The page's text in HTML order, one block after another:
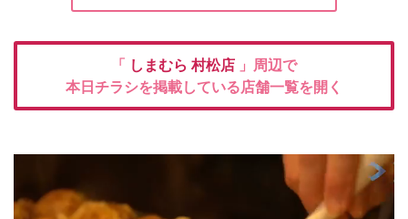
「 しまむら村松店 」周辺で
本日チラシを掲載している店舗一覧を開く